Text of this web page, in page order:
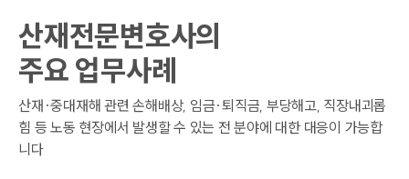
산재전문변호사의
주요 업무사례
산재·중대재해 관련 손해배상, 임금·퇴직금, 부당해고, 직장내괴롭
힘 등 노동 현장에서 발생할 수 있는 전 분야에 대한 대응이 가능합
니다